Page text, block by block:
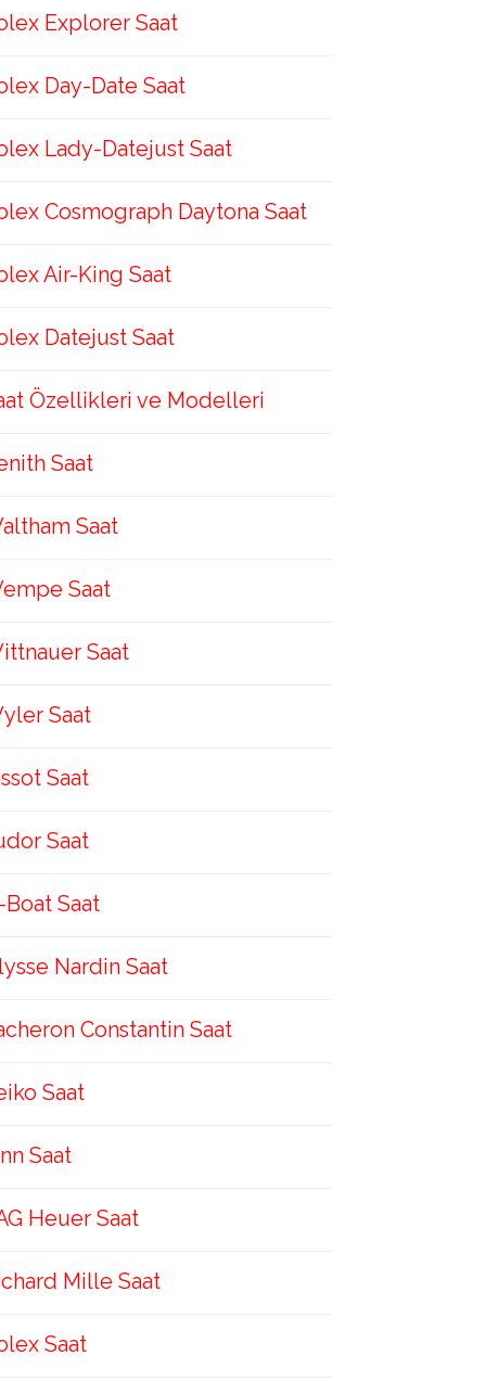
Explorer Saat
Day-Date Saat
Lady-Datejust Saat
Cosmograph Daytona Saat
Air-King Saat
Datejust Saat
Özellikleri ve Modelleri
Saat
Saat
Saat
Saat
Saat
Saat
Saat
Boat Saat
Nardin Saat
Constantin Saat
Saat
Saat
Heuer Saat
Mille Saat
Saat